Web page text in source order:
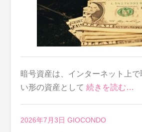
暗号資産は、インターネット上
い形の資産として 続きを読む…
2026年7月3日 GIOCONDO